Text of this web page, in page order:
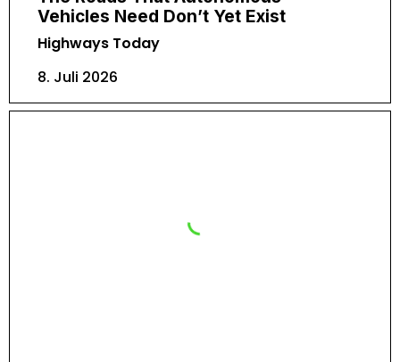
Vehicles Need Don’t Yet Exist
Highways Today
8. Juli 2026